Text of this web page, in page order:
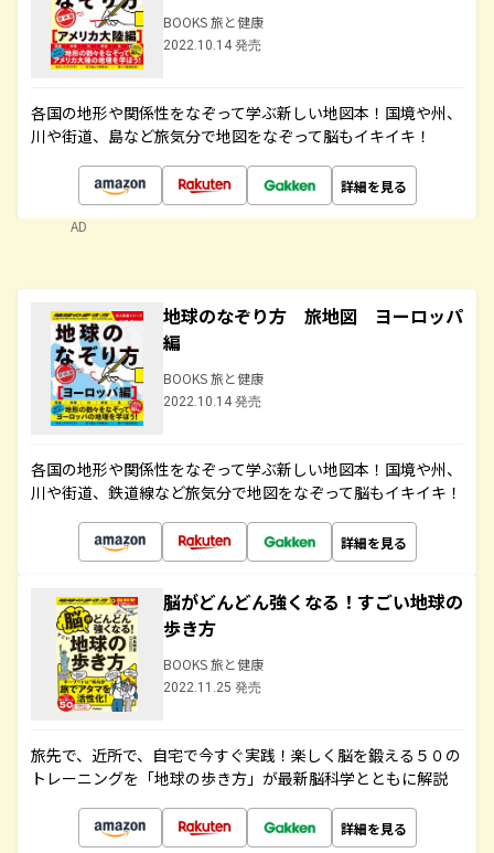
BOOKS 旅と健康
2022.10.14 発売
各国の地形や関係性をなぞって学ぶ新しい地図本！国境や州、
川や街道、島など旅気分で地図をなぞって脳もイキイキ！
詳細を見る
AD
地球のなぞり方 旅地図 ヨーロッパ
編
BOOKS 旅と健康
2022.10.14 発売
各国の地形や関係性をなぞって学ぶ新しい地図本！国境や州、
川や街道、鉄道線など旅気分で地図をなぞって脳もイキイキ！
詳細を見る
脳がどんどん強くなる！すごい地球の
歩き方
BOOKS 旅と健康
2022.11.25 発売
旅先で、近所で、自宅で今すぐ実践！楽しく脳を鍛える５０の
トレーニングを「地球の歩き方」が最新脳科学とともに解説
詳細を見る